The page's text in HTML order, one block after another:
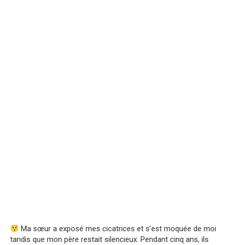
Ma sœur a exposé mes cicatrices et s’est moquée de moi
tandis que mon père restait silencieux. Pendant cinq ans, ils